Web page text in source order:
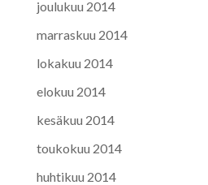
joulukuu 2014
marraskuu 2014
lokakuu 2014
elokuu 2014
kesäkuu 2014
toukokuu 2014
huhtikuu 2014